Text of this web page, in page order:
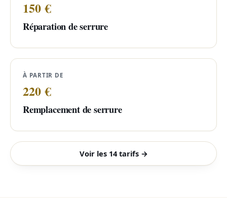
150 €
Réparation de serrure
À PARTIR DE
220 €
Remplacement de serrure
Voir les 14 tarifs →